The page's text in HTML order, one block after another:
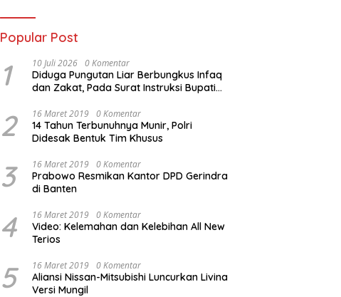
Popular Post
1 10 Juli 2026 0 Komentar
Diduga Pungutan Liar Berbungkus Infaq
dan Zakat, Pada Surat Instruksi Bupati
2 16 Maret 2019 0 Komentar
14 Tahun Terbunuhnya Munir, Polri
Didesak Bentuk Tim Khusus
3 16 Maret 2019 0 Komentar
Prabowo Resmikan Kantor DPD Gerindra
di Banten
4 16 Maret 2019 0 Komentar
Video: Kelemahan dan Kelebihan All New
Terios
5 16 Maret 2019 0 Komentar
Aliansi Nissan-Mitsubishi Luncurkan Livina
Versi Mungil